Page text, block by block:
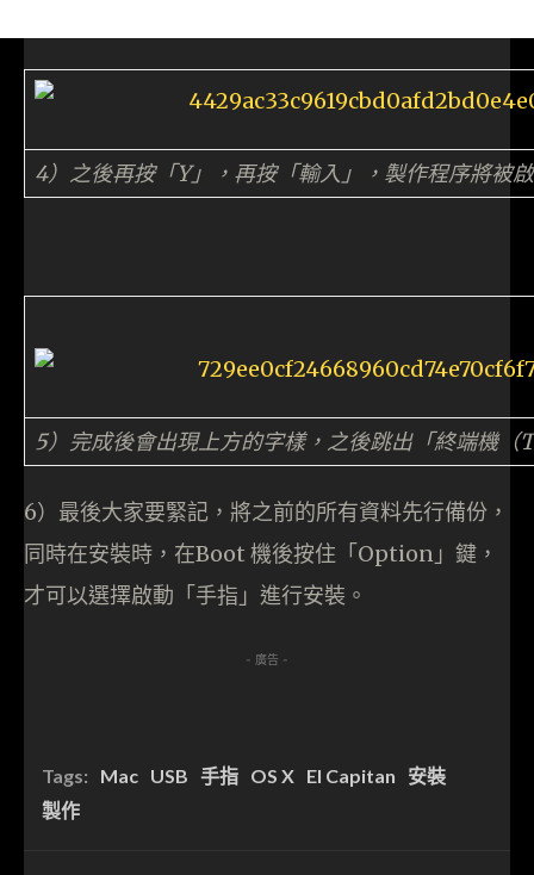
4）之後再按「Y」，再按「輸入」，製作程序將被
5）完成後會出現上方的字樣，之後跳出「終端機
6）最後大家要緊記，將之前的所有資料先行備份，
同時在安裝時，在Boot 機後按住「Option」鍵，
才可以選擇啟動「手指」進行安裝。
- 廣告 -
Tags: Mac USB 手指 OS X El Capitan
安裝
製作